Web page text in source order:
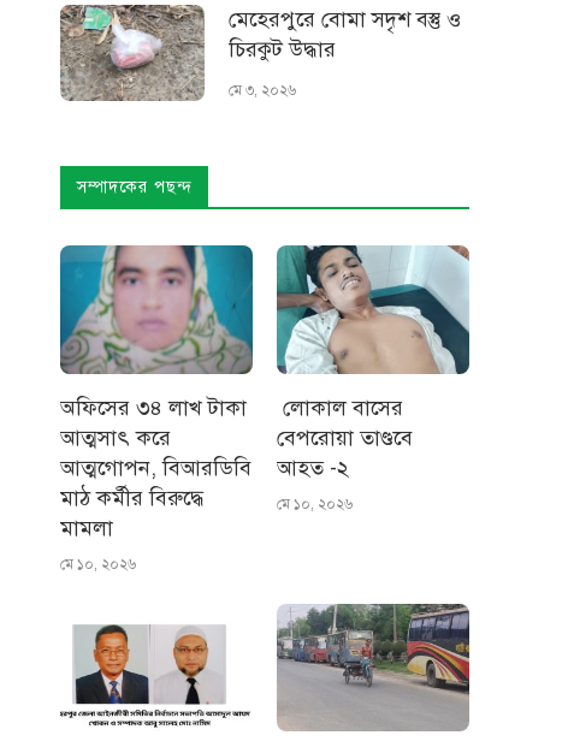
মেহেরপুরে বোমা সদৃশ বস্তু ও
চিরকুট উদ্ধার
মে ৩, ২০২৬
সম্পাদকের পছন্দ
অফিসের ৩৪ লাখ টাকা
আত্মসাৎ করে
আত্মগোপন, বিআরডিবি
মাঠ কর্মীর বিরুদ্ধে
মামলা
মে ১০, ২০২৬
লোকাল বাসের
বেপরোয়া তাণ্ডবে
আহত -২
মে ১০, ২০২৬